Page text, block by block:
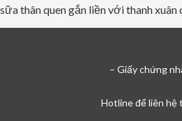
thân quen gắn liền với thanh xuân
– Giấy chứng
Hotline để liên hệ